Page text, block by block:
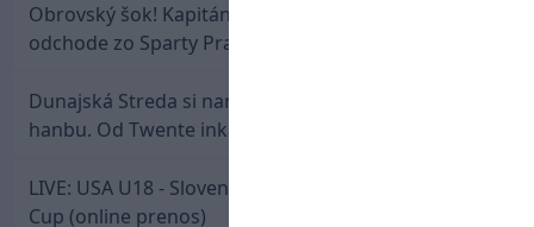
Obrovský šok! Kapitán Lukáš Haraslín je údajne na
odchode zo Sparty Praha
Dunajská Streda si narobila v Holandsku poriadnu
hanbu. Od Twente inkasovala poltucet
LIVE: USA U18 - Slovensko U18 / Hlinka-Gretzky
Cup (online prenos)